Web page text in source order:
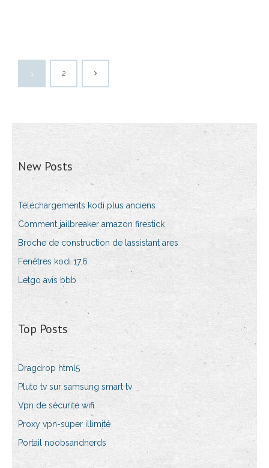
1 2
New Posts
Téléchargements kodi plus anciens
Comment jailbreaker amazon firestick
Broche de construction de lassistant ares
Fenêtres kodi 17.6
Letgo avis bbb
Top Posts
Dragdrop html5
Pluto tv sur samsung smart tv
Vpn de sécurité wifi
Proxy vpn-super illimité
Portail noobsandnerds